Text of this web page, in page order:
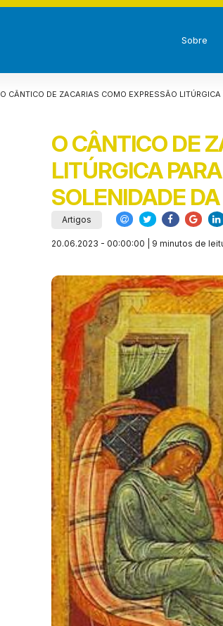
Sobre
O CÂNTICO DE ZACARIAS COMO EXPRESSÃO
O CÂNTICO DE
LITÚRGICA
SOLENIDADE
Artigos
20.06.2023 - 00:00:00 | 9 minutos de